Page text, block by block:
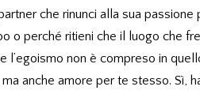
che rinunci alla sua
o perché ritieni che il luogo che
l’egoismo non è compreso in
anche amore per te stesso. Sì,